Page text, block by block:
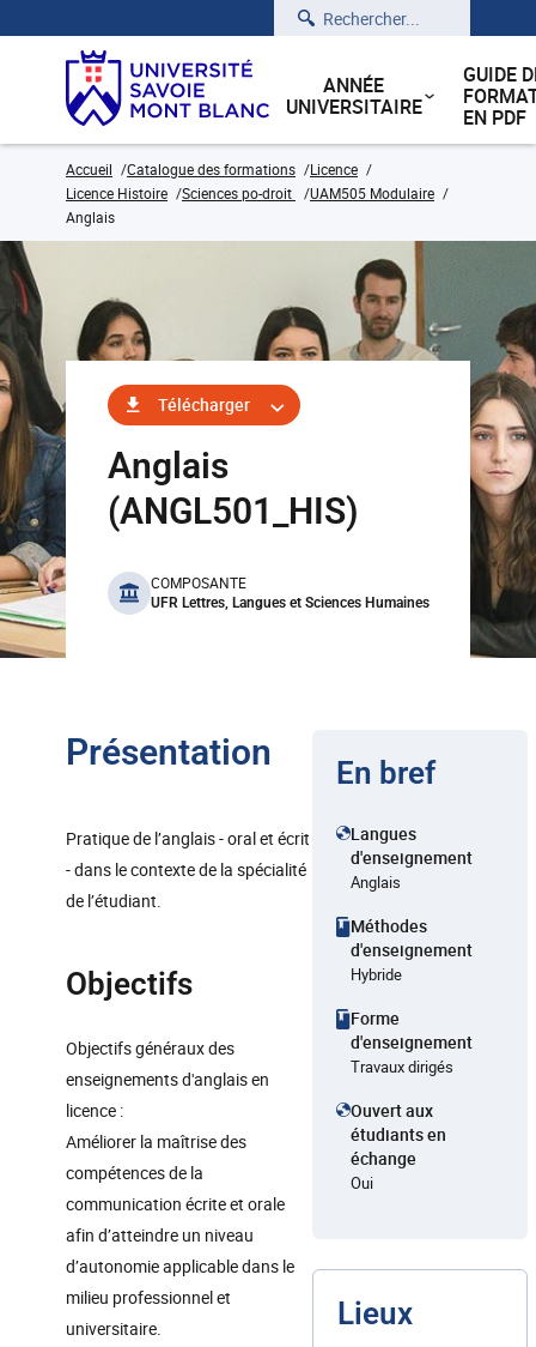
Rechercher
ANNÉE
UNIVERSITAIRE
GUIDE
EN PDF
Accueil Catalogue des formations
Licence
Licence Histoire
Sciences po-droit
UAM505 Modulaire
Anglais
Télécharger
Anglais
(ANGL501_HIS)
benefits
COMPOSANTE
UFR Lettres, Langues et Sciences Humaines
Présentation
Pratique de l’anglais - oral et écrit
- dans le contexte de la spécialité
de l’étudiant.
Objectifs
Objectifs généraux des
enseignements d'anglais en
licence :
Améliorer la maîtrise des
compétences de la
communication écrite et orale
afin d’atteindre un niveau
d’autonomie applicable dans le
milieu professionnel et
universitaire.
En bref
Langues
d'enseignement
Anglais
Méthodes
d'enseignement
Hybride
Forme
d'enseignement
Travaux dirigés
Ouvert aux
étudiants en
échange
Oui
Lieux